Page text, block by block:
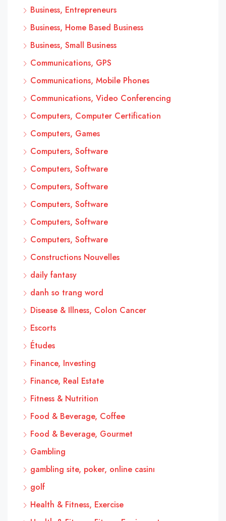
Business, Entrepreneurs
Business, Home Based Business
Business, Small Business
Communications, GPS
Communications, Mobile Phones
Communications, Video Conferencing
Computers, Computer Certification
Computers, Games
Computers, Software
Computers, Software
Computers, Software
Computers, Software
Computers, Software
Computers, Software
Constructions Nouvelles
daily fantasy
danh so trang word
Disease & Illness, Colon Cancer
Escorts
Études
Finance, Investing
Finance, Real Estate
Fitness & Nutrition
Food & Beverage, Coffee
Food & Beverage, Gourmet
Gambling
gambling site, poker, online casinı
golf
Health & Fitness, Exercise